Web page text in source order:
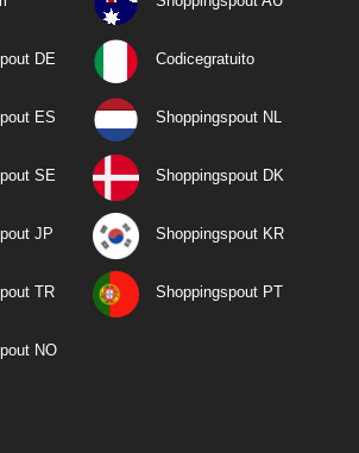
DE Codicegratuito
ES Shoppingspout NL
SE Shoppingspout DK
JP Shoppingspout KR
TR Shoppingspout PT
NO